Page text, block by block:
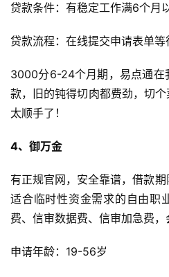
贷款条件：有稳定工作满6个月
贷款流程：在线提交申请表单等
3000分6-24个月期，易点通在
款，旧的钝得切肉都费劲，切
太顺手了！
4、御万金
有正规官网，安全靠谱，借款期
适合临时性资金需求的自由职
费、信审数据费、信审加急费，
申请年龄：19-56岁